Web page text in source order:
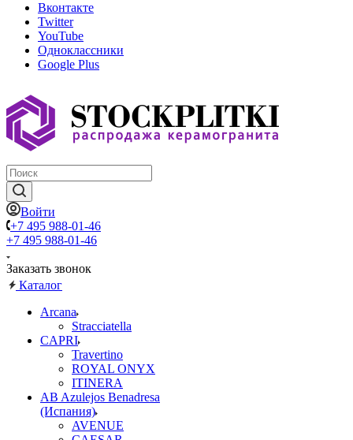
Вконтакте
Twitter
YouTube
Одноклассники
Google Plus
Войти
+7 495 988-01-46
+7 495 988-01-46
Заказать звонок
Каталог
Arcana
Stracciatella
CAPRI
Travertino
ROYAL ONYX
ITINERA
AB Azulejos Benadresa
(Испания)
AVENUE